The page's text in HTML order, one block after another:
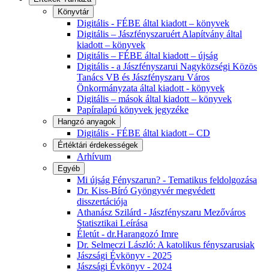
Könyvtár
Digitális - FÉBE által kiadott – könyvek
Digitális – Jászfényszaruért Alapítvány által
kiadott – könyvek
Digitális – FÉBE által kiadott – újság
Digitális - a Jászfényszarui Nagyközségi Közös
Tanács VB és Jászfényszaru Város
Önkormányzata által kiadott - könyvek
Digitális – mások által kiadott – könyvek
Papíralapú könyvek jegyzéke
Hangzó anyagok
Digitális - FÉBE által kiadott – CD
Értéktári érdekességek
Arhívum
Egyéb
Mi újság Fényszarun? - Tematikus feldolgozása
Dr. Kiss-Bíró Gyöngyvér megvédett
disszertációja
Athanász Szilárd - Jászfényszaru Mezőváros
Statisztikai Leírása
Életút - dr.Harangozó Imre
Dr. Selmeczi László: A katolikus fényszarusiak
Jászsági Évkönyv - 2025
Jászsági Évkönyv - 2024